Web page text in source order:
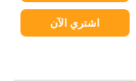
اشتري الآن